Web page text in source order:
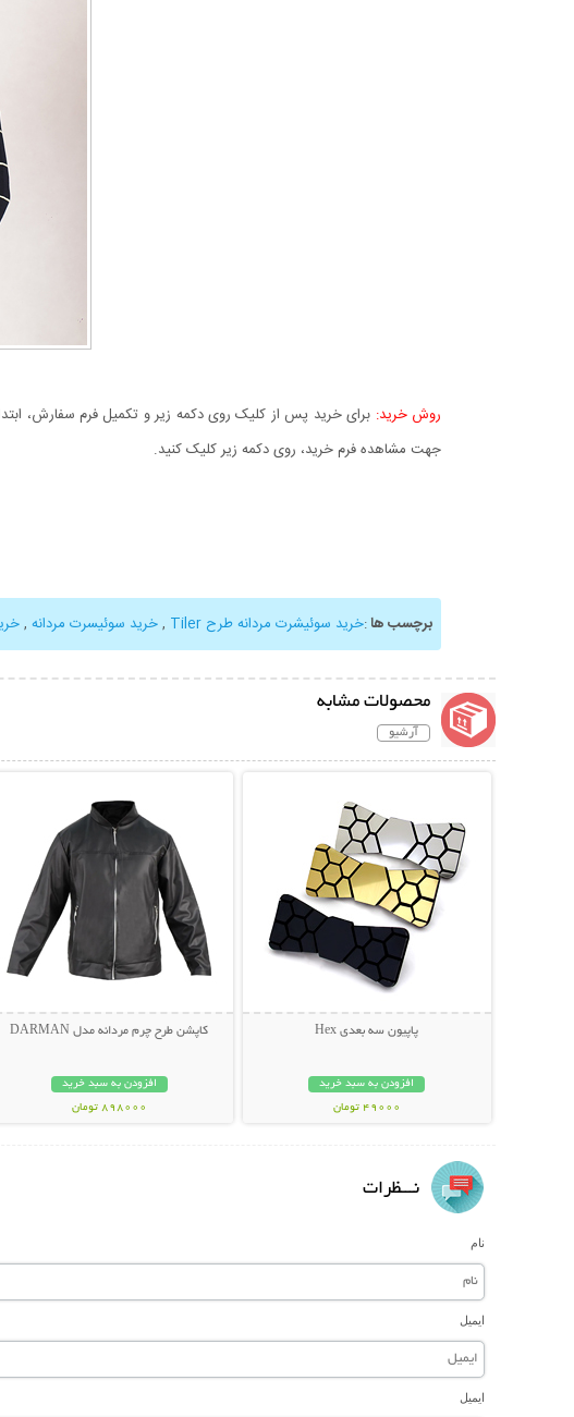
روش خرید: برای خرید پس از کلیک روی دکمه زیر و تکمیل فرم سفارش،
جهت مشاهده فرم خرید، روی دکمه زیر کلیک کنید.
برچسب ها:خرید سوئیشرت مردانه طرح Tiler ,خرید سوئیسرت مردانه ,
محصولات مشابه
آرشیو
پاپیون سه بعدی Hex
افزودن به سبد خرید
49000 تومان
کاپشن طرح چرم مردانه مدل DARMAN
افزودن به سبد خرید
898000 تومان
نـــظرات
نام
ایمیل
ایمیل